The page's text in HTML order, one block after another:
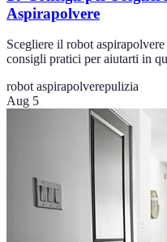
Aspirapolvere
Scegliere il robot
consigli pratici per aiutarti in
robot aspirapolverepulizia
Aug 5